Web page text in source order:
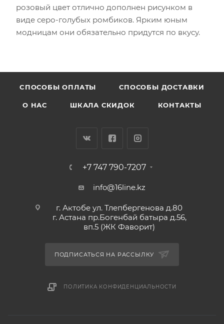
розовый цвет отлично дополнен рисунком в
виде серо-голубых ромбиков. Ярким юным
модницам они обязательно придутся по вкусу.
CПОСОБЫ ОПЛАТЫ СПОСОБЫ ДОСТАВКИ
О НАС ШКАЛА СКИДОК КОНТАКТЫ
+7 747 790-7207
info@16line.kz
г. Актобе ул. Тлепбергенова д.80
г. Астана пр.Богенбай батыра д.56,
вп.5 (ЖК Фаворит)
ПОДПИСАТЬСЯ НА РАССЫЛКУ
ПОЛИТИКА КОНФИДЕНЦИАЛЬНОСТИ